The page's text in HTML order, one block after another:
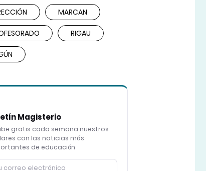
MARCAN
RIGAU
Magisterio
gratis cada semana nuestros
con las noticias más
de educación